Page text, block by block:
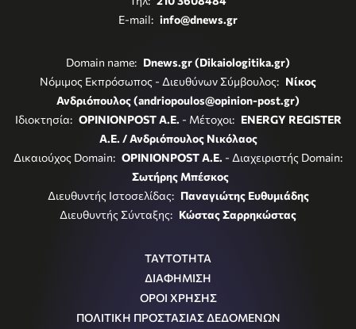
E-mail: info@dnews.gr
Domain name: Dnews.gr (Dikaiologitika.gr)
Νόμιμος Εκπρόσωπος - Διευθύνων Σύμβουλος: Νίκος
Ανδριόπουλος (andriopoulos@opinion-post.gr)
Ιδιοκτησία: OPINIONPOST A.E. - Μέτοχοι: ENERGY REGISTER
Α.Ε. / Ανδριόπουλος Νικόλαος
Δικαιούχος Domain: OPINIONPOST A.E. - Διαχειριστής Domain:
Σωτήρης Μπέσκος
Διευθυντής Ιστοσελίδας: Παναγιώτης Ευθυμιάδης
Διευθυντής Σύνταξης: Κώστας Σαρρηκώστας
ΤΑΥΤΟΤΗΤΑ
ΔΙΑΦΗΜΙΣΗ
ΟΡΟΙ ΧΡΗΣΗΣ
ΠΟΛΙΤΙΚΗ ΠΡΟΣΤΑΣΙΑΣ ΔΕΔΟΜΕΝΩΝ